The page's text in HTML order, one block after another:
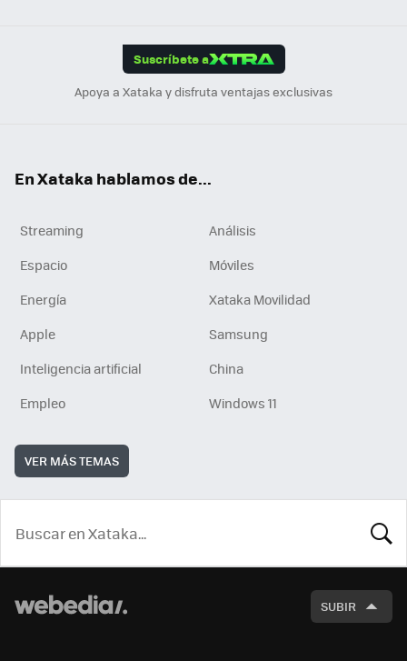
Suscríbete a
Apoya a Xataka y disfruta ventajas exclusivas
En Xataka hablamos de...
Streaming
Análisis
Espacio
Móviles
Energía
Xataka Movilidad
Apple
Samsung
Inteligencia artificial
China
Empleo
Windows 11
VER MÁS TEMAS
SUBIR